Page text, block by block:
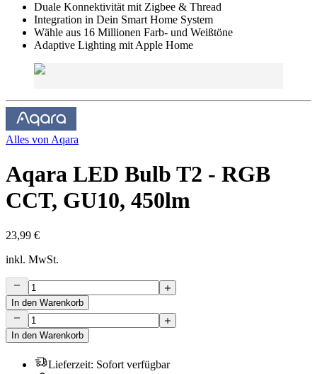
Duale Konnektivität mit Zigbee & Thread
Integration in Dein Smart Home System
Wähle aus 16 Millionen Farb- und Weißtöne
Adaptive Lighting mit Apple Home
Alles von Aqara
Aqara LED Bulb T2 - RGB
CCT, GU10, 450lm
23,99 €
inkl. MwSt.
In den Warenkorb
In den Warenkorb
Lieferzeit: Sofort verfügbar